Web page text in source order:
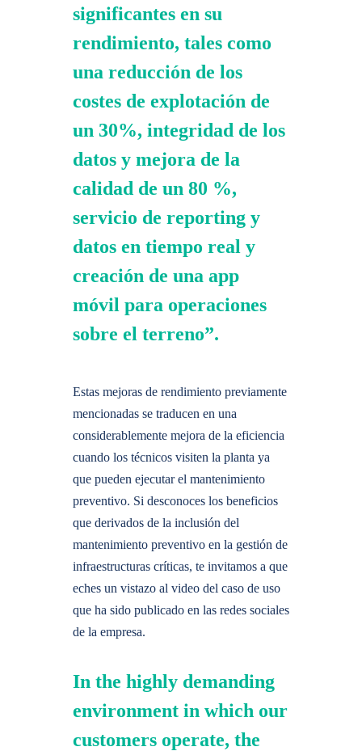
significantes en su
rendimiento, tales como
una reducción de los
costes de explotación de
un 30%, integridad de los
datos y mejora de la
calidad de un 80 %,
servicio de reporting y
datos en tiempo real y
creación de una app
móvil para operaciones
sobre el terreno”.
Estas mejoras de rendimiento previamente
mencionadas se traducen en una
considerablemente mejora de la eficiencia
cuando los técnicos visiten la planta ya
que pueden ejecutar el mantenimiento
preventivo. Si desconoces los beneficios
que derivados de la inclusión del
mantenimiento preventivo en la gestión de
infraestructuras críticas, te invitamos a que
eches un vistazo al video del caso de uso
que ha sido publicado en las redes sociales
de la empresa.
In the highly demanding
environment in which our
customers operate, the